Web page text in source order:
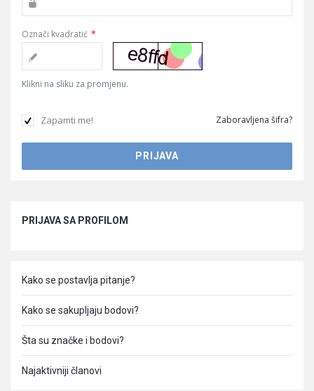
Označi kvadratić *
Klikni na sliku za promjenu.
Zapamti me! Zaboravljena šifra?
PRIJAVA SA PROFILOM
Kako se postavlja pitanje?
Kako se sakupljaju bodovi?
Šta su značke i bodovi?
Najaktivniji članovi